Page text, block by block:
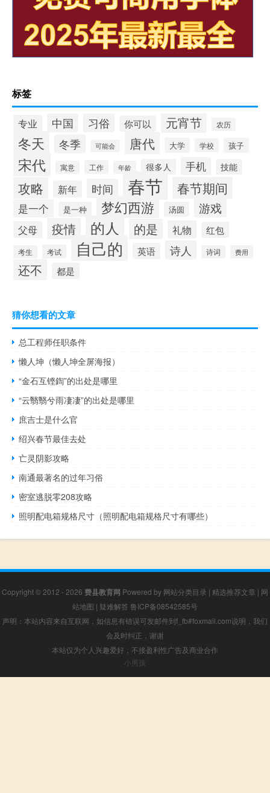
标签
专业 中国 习俗 你可以 元宵节 农历
冬天 冬季 可能会 唐代 大学 学校 孩子
宋代 寓意 工作 年龄 很多人 手机 技能
攻略 新年 时间 春节 春节期间
是一个 是一种 梦幻西游 汤圆 游戏
父母 疫情 的人 的是 礼物 红包
考生 考试 自己的 英语 诗人 诗词 费用
还不 都是
猜你想看的文章
总工程师任职条件
懒人坤（懒人坤全屏海报）
“金石互铿鍧”的出处是哪里
“云翳翳兮雨凄凄”的出处是哪里
庶吉士是什么官
绍兴春节最佳去处
亡灵阴影攻略
南通最著名的过年习俗
密室逃脱零208攻略
照明配电箱规格尺寸（照明配电箱规格尺寸有哪些）
Copyright © 2012 - 2026 费县教育网 Powered by 网站分类目录 | 精选推荐文章 | 网
站地图 | 疑难解答 鲁ICP备08542585号
声明：本站内容来自互联网，如信息有错误可发邮件到f_fb#foxmail.com说明，我们
会及时纠正，谢谢
本站仅为个人兴趣爱好，不接盈利性广告及商业合作
小男孩